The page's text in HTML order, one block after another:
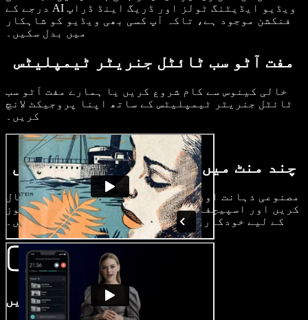
درجے کے AI ویڈیو ایڈیٹنگ ٹولز اور ڈریگ اینڈ ڈراپ
فنکشن موجود ہے، تاکہ آپ کسی بھی ویڈیو کو شاہکار
میں بدل سکیں۔
مفت آٹو سب ٹائٹل جنریٹر ٹیمپلیٹس
خالی کینوس سے کام شروع کریں یا ہمارے مفت آٹو سب
ٹائٹل جنریٹر ٹیمپلیٹس کے ساتھ اپنا پروجیکٹ لانچ
کریں۔
چند منٹ میں سب ٹائٹلز کیسے بنائیں
مصنوعی ذہانت اور اسپیچ ریکگنیشن کی طاقت استعمال
کریں اور اسپیچفائی اسٹوڈیو کے ذریعے اپنی ویڈیوز
کے لیے خودکار طور پر درست سب ٹائٹلز تیار کریں۔
اپنی ویڈیو درآمد کریں